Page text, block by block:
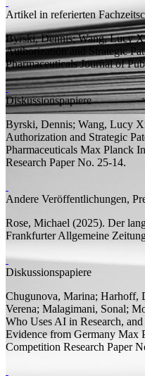
Artikel in referierten
Byrski, Dennis;Wang, Lucy
Authorization and Strategic
PharmaceuticalsJournal of
Diskussionspapiere
Byrski, Dennis; Wang, Lucy
Authorization and Strategic
Pharmaceuticals Max Planck
Research PaperNo. 25-14.
Andere Veröffentlichungen,
Rose, Michael (2025). Der
Frankfurter Allgemeine
Diskussionspapiere
Chugunova, Marina; Harhoff,
Verena; Malagimani, Sonal;
Who Uses AI in Research,
Evidence from Germany Max
Competition Research Paper